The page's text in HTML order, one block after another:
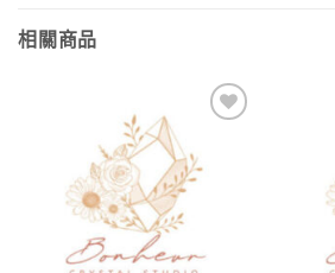
相關商品